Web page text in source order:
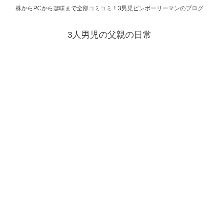
株からPCから趣味まで全部コミコミ！3男児ビンボーリーマンのブログ
3人男児の父親の日常